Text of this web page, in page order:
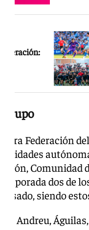
grupo
Federación
dos de
pasado, siendo
Andreu,